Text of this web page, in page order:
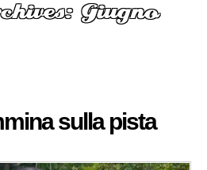
Giugno
sulla pista